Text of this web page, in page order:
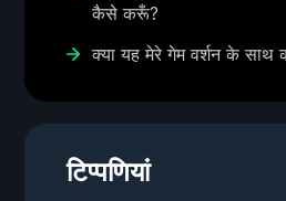
कैसे करूँ?
क्या यह मेरे गेम वर्शन के साथ
टिप्पणियां